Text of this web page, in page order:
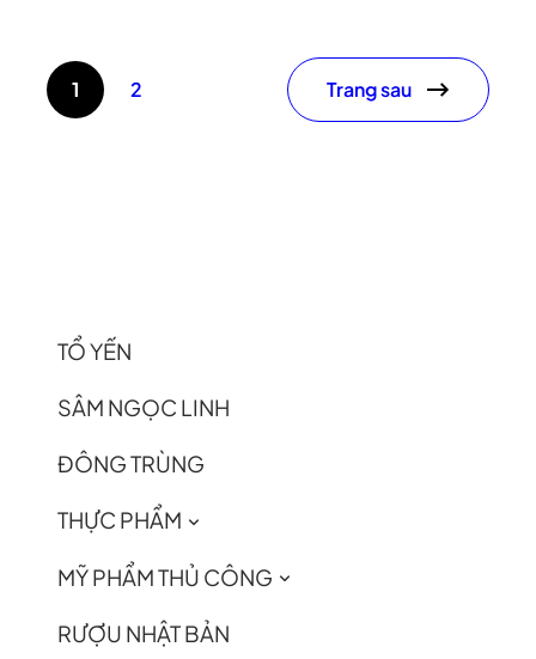
1 2 Trang sau
TỔ YẾN
SÂM NGỌC LINH
ĐÔNG TRÙNG
THỰC PHẨM
MỸ PHẨM THỦ CÔNG
RƯỢU NHẬT BẢN